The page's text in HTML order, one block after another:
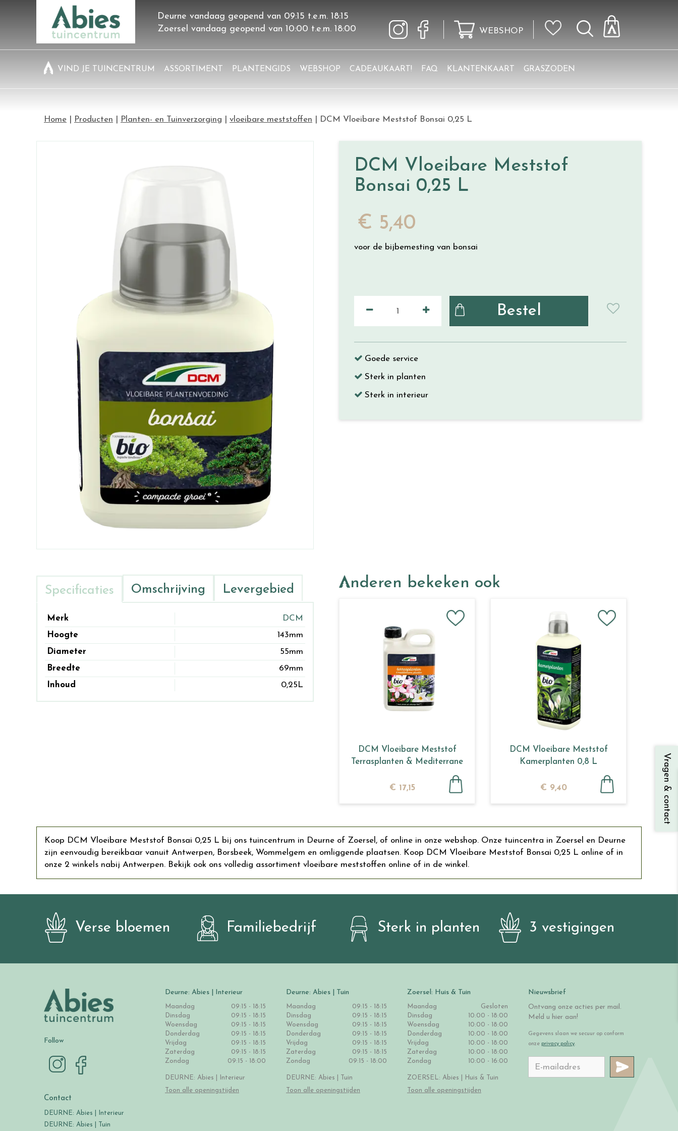
Home Producten Planten- en Tuinverzorging vloeibare meststoffen DCM Vloeibare Meststof Bonsai 0,25 L
Deurne vandaag geopend van 09:15 t.e.m. 18:15
Zoersel vandaag geopend van 10:00 t.e.m. 18:00 WEBSHOP
VIND JE TUINCENTRUM ASSORTIMENT PLANTENGIDS WEBSHOP CADEAUKAART! FAQ KLANTENKAART GRASZODEN
DCM Vloeibare Meststof
Bonsai 0,25 L
€ 5,40
voor de bijbemesting van bonsai
Goede service
Sterk in planten
Sterk in interieur
Specificaties Omschrijving Levergebied
Merk
DCM
Hoogte
143mm
Diameter
55mm
Breedte
69mm
Inhoud
0,25L
Anderen bekeken ook
DCM Vloeibare Meststof
Terrasplanten & Mediterrane
€ 17,15
DCM Vloeibare Meststof
Kamerplanten 0,8 L
€ 9,40
Koop DCM Vloeibare Meststof Bonsai 0,25 L bij ons tuincentrum in Deurne of Zoersel, of online in onze webshop. Onze tuincentra in Zoersel en Deurne
zijn eenvoudig bereikbaar vanuit Antwerpen, Borsbeek, Wommelgem en omliggende plaatsen. Koop DCM Vloeibare Meststof Bonsai 0,25 L online of in
onze 2 winkels nabij Antwerpen. Bekijk ook ons volledig assortiment vloeibare meststoffen online of in de winkel.
Verse bloemen Familiebedrijf Sterk in planten 3 vestigingen
Follow
Contact
DEURNE: Abies | Interieur
DEURNE: Abies | Tuin
Deurne: Abies | Interieur
Maandag
09:15 - 18:15
Dinsdag
09:15 - 18:15
Woensdag
09:15 - 18:15
Donderdag
09:15 - 18:15
Vrijdag
09:15 - 18:15
Zaterdag
09:15 - 18:15
Zondag
09:15 - 18:00
DEURNE: Abies | Interieur
Toon alle openingstijden
Deurne: Abies | Tuin
Maandag
09:15 - 18:15
Dinsdag
09:15 - 18:15
Woensdag
09:15 - 18:15
Donderdag
09:15 - 18:15
Vrijdag
09:15 - 18:15
Zaterdag
09:15 - 18:15
Zondag
09:15 - 18:00
DEURNE: Abies | Tuin
Toon alle openingstijden
Zoersel: Huis & Tuin
Maandag
Gesloten
Dinsdag
10:00 - 18:00
Woensdag
10:00 - 18:00
Donderdag
10:00 - 18:00
Vrijdag
10:00 - 18:00
Zaterdag
10:00 - 18:00
Zondag
10:00 - 16:00
ZOERSEL: Abies | Huis & Tuin
Toon alle openingstijden
Nieuwsbrief
Ontvang onze acties per mail.
Meld u hier aan!
Gegevens slaan we secuur op conform
onze privacy policy.
Vragen & contact